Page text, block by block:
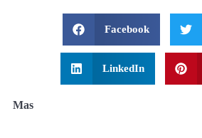
Facebook
LinkedIn
Mas